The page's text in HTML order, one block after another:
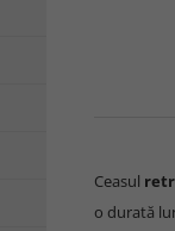
Ceasul
o durată